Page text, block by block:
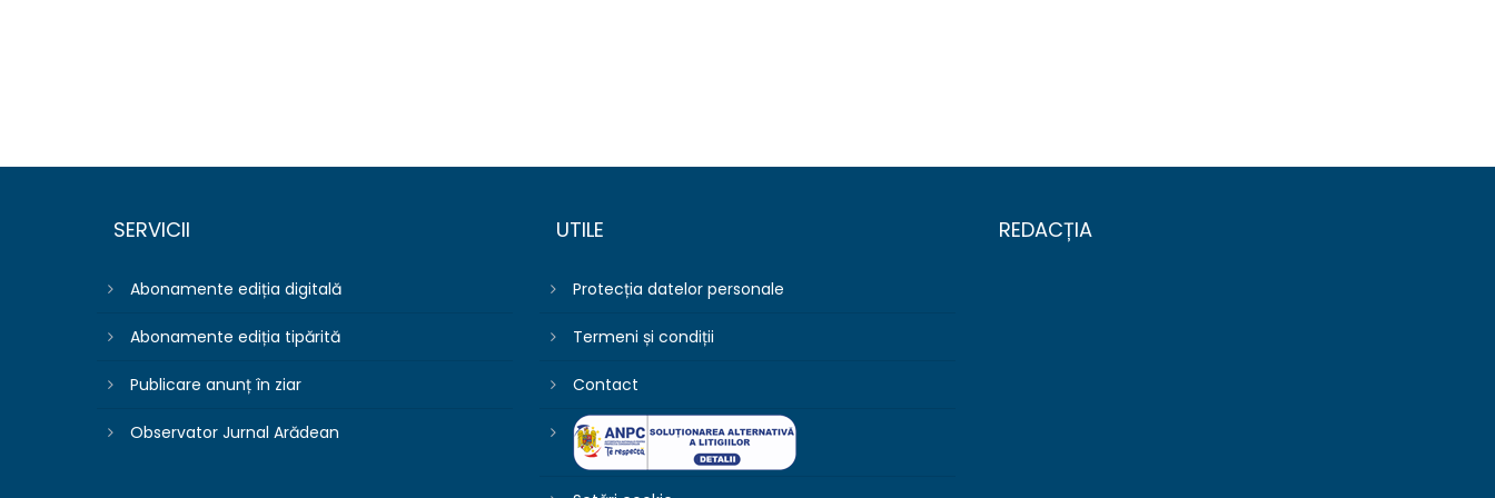
SERVICII
Abonamente ediția digitală
Abonamente ediția tipărită
Publicare anunț în ziar
Observator Jurnal Arădean
UTILE
Protecția datelor personale
Termeni și condiții
Contact
REDACȚIA